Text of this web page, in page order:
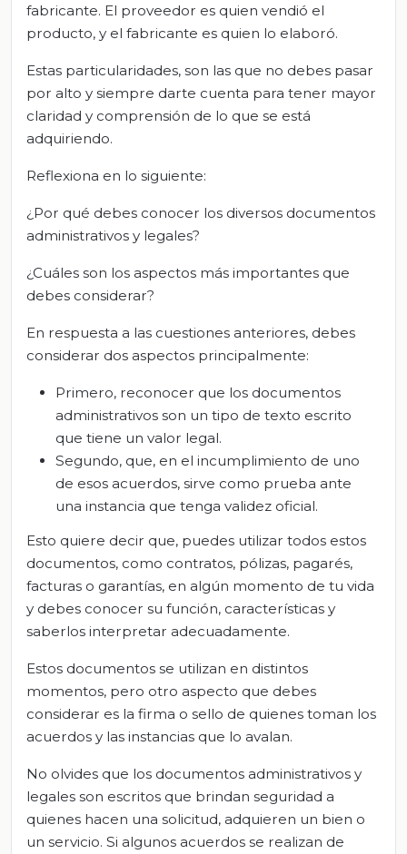
fabricante. El proveedor es quien vendió el
producto, y el fabricante es quien lo elaboró.
Estas particularidades, son las que no debes pasar
por alto y siempre darte cuenta para tener mayor
claridad y comprensión de lo que se está
adquiriendo.
Reflexiona en lo siguiente:
¿Por qué debes conocer los diversos documentos
administrativos y legales?
¿Cuáles son los aspectos más importantes que
debes considerar?
En respuesta a las cuestiones anteriores, debes
considerar dos aspectos principalmente:
Primero, reconocer que los documentos
administrativos son un tipo de texto escrito
que tiene un valor legal.
Segundo, que, en el incumplimiento de uno
de esos acuerdos, sirve como prueba ante
una instancia que tenga validez oficial.
Esto quiere decir que, puedes utilizar todos estos
documentos, como contratos, pólizas, pagarés,
facturas o garantías, en algún momento de tu vida
y debes conocer su función, características y
saberlos interpretar adecuadamente.
Estos documentos se utilizan en distintos
momentos, pero otro aspecto que debes
considerar es la firma o sello de quienes toman los
acuerdos y las instancias que lo avalan.
No olvides que los documentos administrativos y
legales son escritos que brindan seguridad a
quienes hacen una solicitud, adquieren un bien o
un servicio. Si algunos acuerdos se realizan de